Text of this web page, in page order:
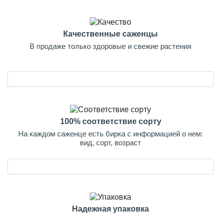
Качественные саженцы
В продаже только здоровые и свежие растения
100% соответствие сорту
На каждом саженце есть бирка с информацией о нем:
вид, сорт, возраст
Надежная упаковка